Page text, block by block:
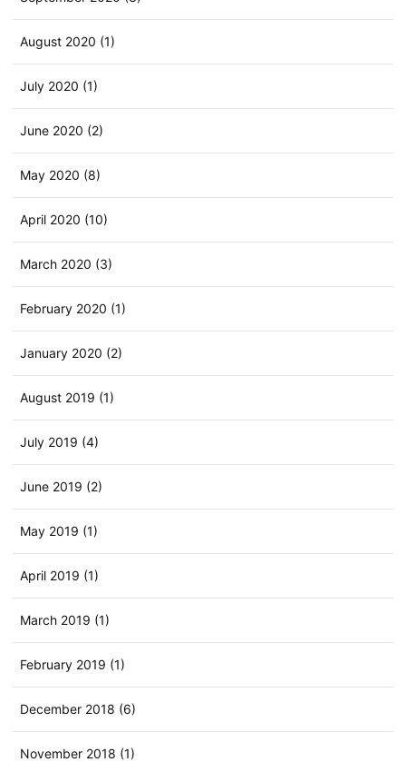
August 2020 (1)
July 2020 (1)
June 2020 (2)
May 2020 (8)
April 2020 (10)
March 2020 (3)
February 2020 (1)
January 2020 (2)
August 2019 (1)
July 2019 (4)
June 2019 (2)
May 2019 (1)
April 2019 (1)
March 2019 (1)
February 2019 (1)
December 2018 (6)
November 2018 (1)